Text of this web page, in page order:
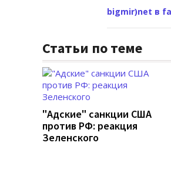
bigmir)net в
Статьи по теме
"Адские" санкции США
против РФ: реакция
Зеленского